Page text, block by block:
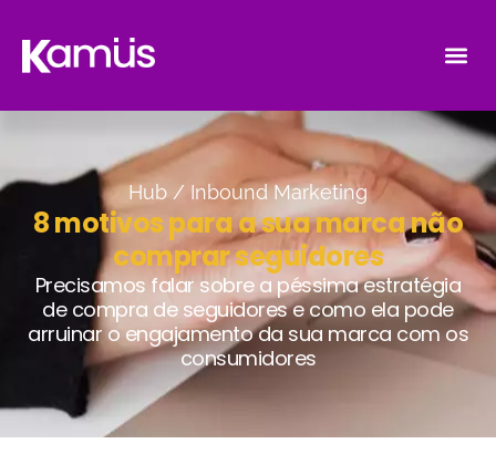
Hub / Inbound Marketing
8 motivos para a sua marca não
comprar seguidores
Precisamos falar sobre a péssima estratégia
de compra de seguidores e como ela pode
arruinar o engajamento da sua marca com os
consumidores